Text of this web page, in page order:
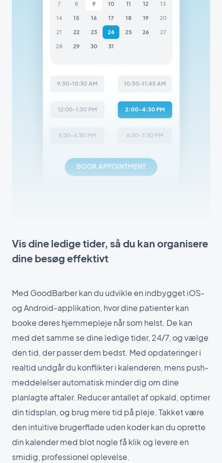
Vis dine ledige tider, så du kan organisere
dine besøg effektivt
Med GoodBarber kan du udvikle en indbygget iOS-
og Android-applikation, hvor dine patienter kan
booke deres hjemmepleje når som helst. De kan
med det samme se dine ledige tider, 24/7, og vælge
den tid, der passer dem bedst. Med opdateringer i
realtid undgår du konflikter i kalenderen, mens push-
meddelelser automatisk minder dig om dine
planlagte aftaler. Reducer antallet af opkald, optimer
din tidsplan, og brug mere tid på pleje. Takket være
den intuitive brugerflade uden koder kan du oprette
din kalender med blot nogle få klik og levere en
smidig, professionel oplevelse.